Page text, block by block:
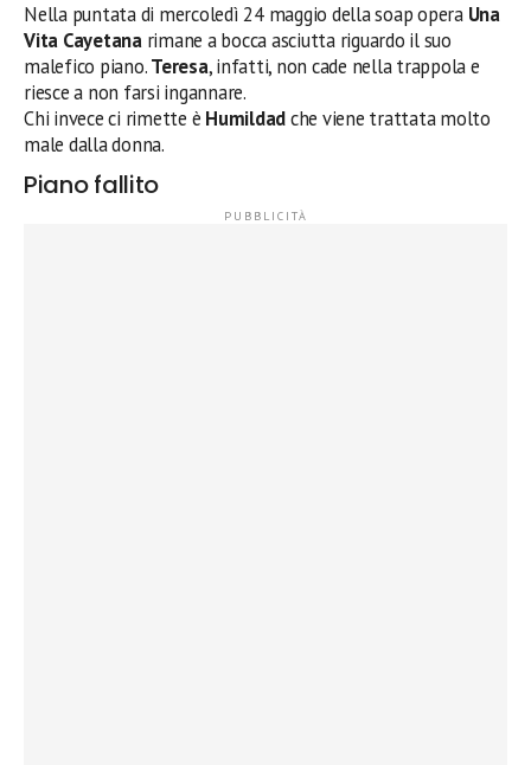
Nella puntata di mercoledì 24 maggio della soap opera Una
Vita Cayetanarimane a bocca asciutta riguardo il suo
malefico piano.Teresa, infatti, non cade nella trappola e
riesce a non farsi ingannare.
Chi invece ci rimette è Humildadche viene trattata molto
male dalla donna.
Piano fallito